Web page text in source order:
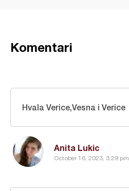
Komentari
Anita Lukic
October 16, 2023, 3:29 pm
Hvala Verice,Vesna i Verice